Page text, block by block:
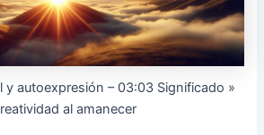
y autoexpresión – 03:03 Significado »
al amanecer